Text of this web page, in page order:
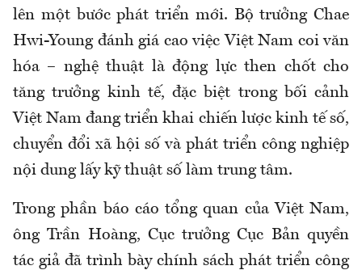
lên một bước phát triển mới. Bộ trưởng Chae
Hwi-Young đánh giá cao việc Việt Nam coi văn
hóa – nghệ thuật là động lực then chốt cho
tăng trưởng kinh tế, đặc biệt trong bối cảnh
Việt Nam đang triển khai chiến lược kinh tế số,
chuyển đổi xã hội số và phát triển công nghiệp
nội dung lấy kỹ thuật số làm trung tâm.
Trong phần báo cáo tổng quan của Việt Nam,
ông Trần Hoàng, Cục trưởng Cục Bản quyền
tác giả đã trình bày chính sách phát triển công